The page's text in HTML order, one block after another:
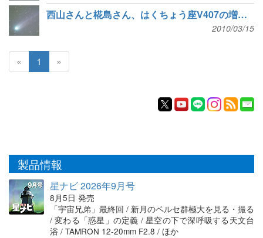
西山さんと椛島さん、はくちょう座V407の増光を発見
2010/03/15
« 1 »
製品情報
星ナビ 2026年9月号
8月5日 発売
「宇宙兄弟」最終回 / 新月のペルセ群極大を見る・撮る
/ 変わる「惑星」の定義 / 星空の下で深呼吸する天文台
浴 / TAMRON 12-20mm F2.8 / ほか